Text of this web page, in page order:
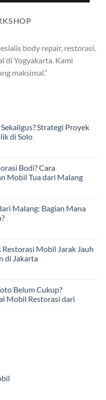
body repair, restorasi,
di Yogyakarta. Kami
maksimal.”
Strategi Proyek
di Solo
Bodi? Cara
Mobil Tua dari Malang
Malang: Bagian Mana
Mobil Jarak Jauh
di Jakarta
Belum Cukup?
Mobil Restorasi dari